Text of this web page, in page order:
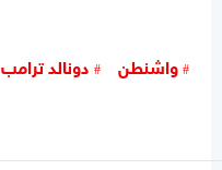
واشنطن دونالد ترامب